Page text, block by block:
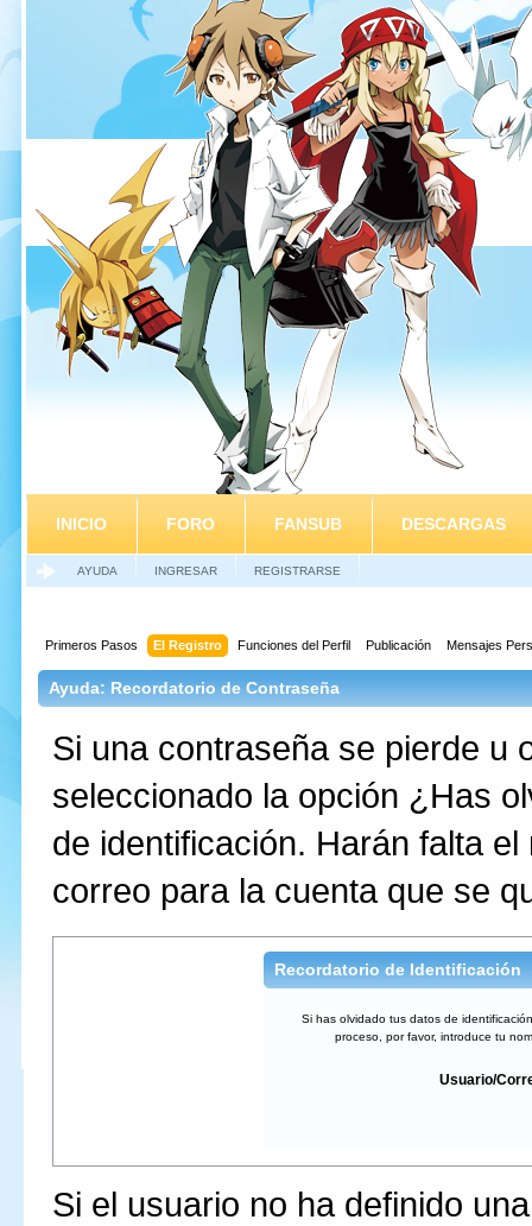
INICIO FORO FANSUB DESCARGAS
AYUDA INGRESAR REGISTRARSE
Primeros Pasos El Registro Funciones del Perfil Publicación Mensajes
Ayuda: Recordatorio de Contraseña
Si una contraseña se pierde u
seleccionado la opción ¿Has
de identificación. Harán falta
correo para la cuenta que se
Recordatorio de Identificación
Si has olvidado tus datos de
proceso, por favor, introduce tu
Usuario/
Si el usuario no ha definido